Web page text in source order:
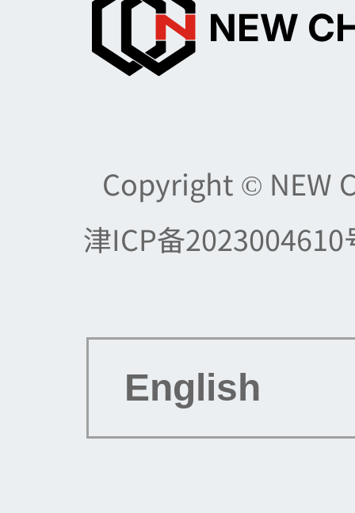
Copyright © NEW
津ICP备2023004610
English